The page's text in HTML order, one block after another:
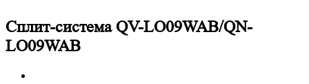
Сплит-система QV-LO09WAB/QN-
LO09WAB